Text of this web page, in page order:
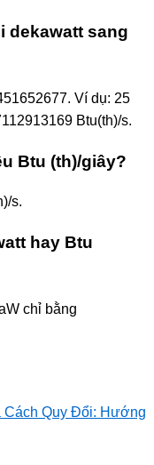
dekawatt sang
Ví dụ: 25
Btu(th)/s.
Btu (th)/giây?
s.
hay Btu
chỉ bằng
Cách Quy Đổi: Hướng